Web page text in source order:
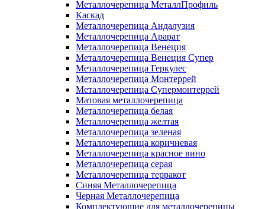
Металлочерепица МеталлПрофиль
Каскад
Металлочерепица Андалузия
Металлочерепица Арарат
Металлочерепица Венеция
Металлочерепица Венеция Супер
Металлочерепица Геркулес
Металлочерепица Монтеррей
Металлочерепица Супермонтеррей
Матовая металлочерепица
Металлочерепица белая
Металлочерепица желтая
Металлочерепица зеленая
Металлочерепица коричневая
Металлочерепица красное вино
Металлочерепица серая
Металлочерепица терракот
Синяя Металлочерепица
Черная Металлочерепица
Комплектующие для металлочерепицы